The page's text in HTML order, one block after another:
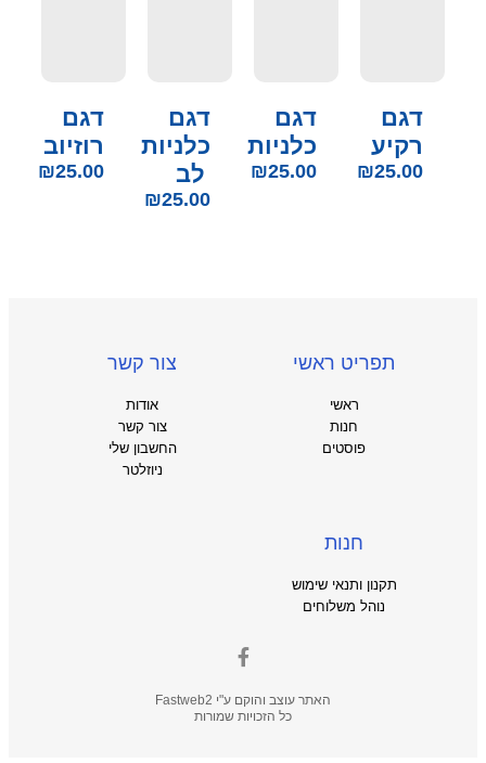
דגם
רקיע
₪25.00
דגם
כלניות
₪25.00
דגם
כלניות
לב
₪25.00
דגם
רוזיוב
₪25.00
תפריט ראשי
ראשי
חנות
פוסטים
צור קשר
אודות
צור קשר
החשבון שלי
ניוזלטר
חנות
תקנון ותנאי שימוש
נוהל משלוחים
האתר עוצב והוקם ע"י Fastweb2
כל הזכויות שמורות